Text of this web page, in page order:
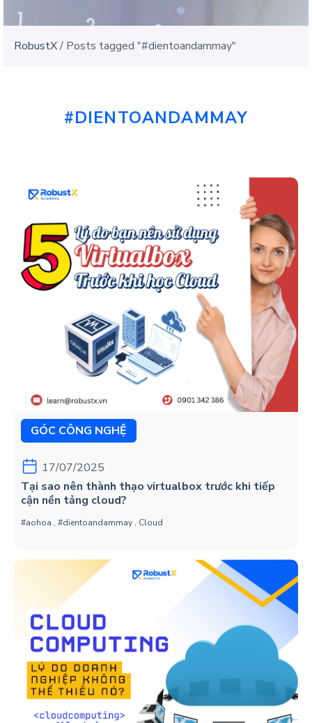
RobustX/ Posts tagged "#dientoandammay"
#DIENTOANDAMMAY
GÓC CÔNG NGHỆ
17/07/2025
Tại sao nên thành thạo virtualbox trước khi tiếp
cận nền tảng cloud?
#aohoa , #dientoandammay , Cloud